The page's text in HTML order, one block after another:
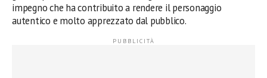
impegno che ha contribuito a rendere il personaggio
autentico e molto apprezzato dal pubblico.